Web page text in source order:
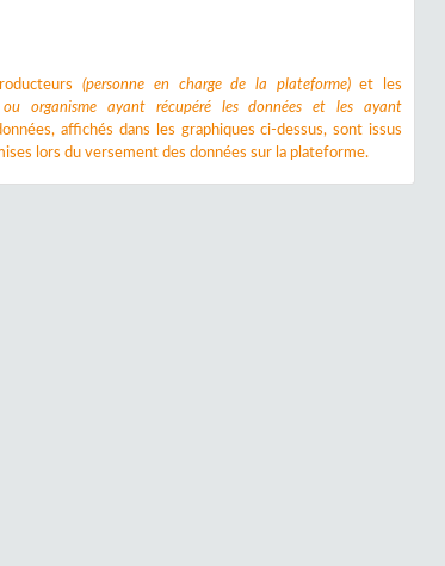
(personne en charge de la plateforme)et les
ou organisme ayant récupéré les données et les ayant
affichés dans les graphiques ci-dessus, sont issus
lors du versement des données sur la plateforme.